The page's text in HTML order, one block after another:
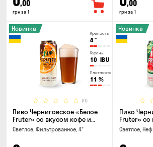
,00
грн за 1
,00
грн за 1
Крепость
4°
Горечь
10 IBU
Плотность
11 %
(0)
Новинка
Пиво Черниговское «Белое
Fruter» со вкусом кофе и
апельсина 0.5 л
Светлое, Фильтрованное, 4°
Новинка
Пиво
Fruter» со
мяты 0.5л
Светлое,